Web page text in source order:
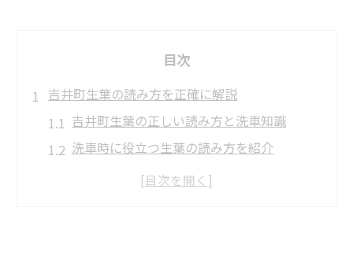
目次
吉井町生葉の読み方を正確に解説
吉井町生葉の正しい読み方と洗車知識
洗車時に役立つ生葉の読み方を紹介
住所入力や洗車予約で迷わない読み方